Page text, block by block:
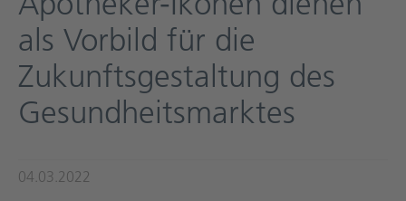
als Vorbild für die
Zukunftsgestaltung des
Gesundheitsmarktes
04.03.2022